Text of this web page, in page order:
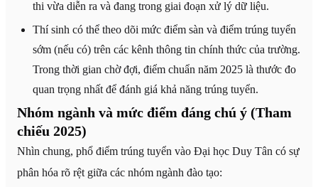
thi vừa diễn ra và đang trong giai đoạn xử lý dữ liệu.
Thí sinh có thể theo dõi mức điểm sàn và điểm trúng tuyển
sớm (nếu có) trên các kênh thông tin chính thức của trường.
Trong thời gian chờ đợi, điểm chuẩn năm 2025 là thước đo
quan trọng nhất để đánh giá khả năng trúng tuyển.
Nhóm ngành và mức điểm đáng chú ý (Tham
chiếu 2025)
Nhìn chung, phổ điểm trúng tuyển vào Đại học Duy Tân có sự
phân hóa rõ rệt giữa các nhóm ngành đào tạo: